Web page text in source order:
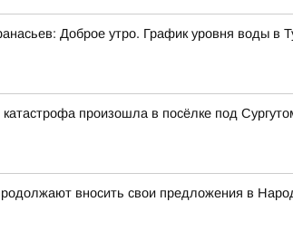
Доброе утро. График уровня воды в
произошла в посёлке под
вносить свои предложения в